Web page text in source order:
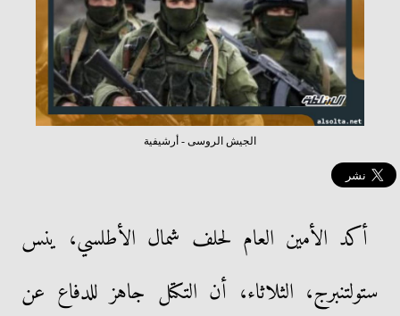
الجيش الروسى - أرشيفية
أكد الأمين العام لحلف شمال الأطلسي، ينس
ستولتنبرج، الثلاثاء، أن التكتل جاهز للدفاع عن